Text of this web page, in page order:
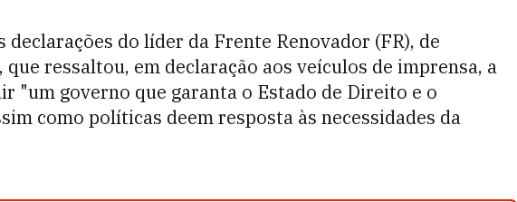
declarações do líder da Frente Renovador (FR), de
que ressaltou, em declaração aos veículos de imprensa, a
"um governo que garanta o Estado de Direito e o
como políticas deem resposta às necessidades da